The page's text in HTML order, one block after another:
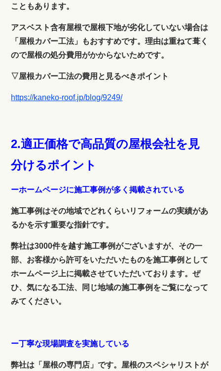
こともあります。
アスベスト含有屋根で屋根下地が劣化していない場合は
「屋根カバー工法」もおすすめです。理由は重ねて葺く
ので屋根の処分費用がかからないためです。
▽屋根カバー工法の費用と見るべきポイント
https://kaneko-roof.jp/blog/9249/
2.適正価格で高品質の屋根会社を見
分けるポイント
ーホームページに施工事例が多く掲載されている
施工事例はその地域でどれくらいリフォームの実績があ
るかを示す重要な指針です。
弊社は3000件を越す施工事例がございますが、その一
部、お客様から許可をいただいたものを施工事例として
ホームページ上に掲載させていただいております。ぜ
ひ、気になる工法、同じ地域の施工事例をご覧になって
みてください。
ー丁寧な現場調査を実施している
弊社は「屋根の専門店」です。屋根のスペシャリストが